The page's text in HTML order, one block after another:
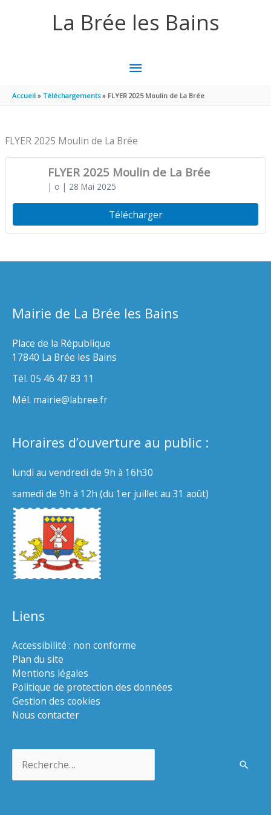
La Brée les Bains
MENU
PRINCIPAL
Accueil Téléchargements FLYER 2025 Moulin de La Brée
FLYER 2025 Moulin de La Brée
FLYER 2025 Moulin de La Brée
| o | 28 Mai 2025
Télécharger
Mairie de La Brée les Bains
Place de la République
17840 La Brée les Bains
Tél. 05 46 47 83 11
Mél. mairie@labree.fr
Horaires d’ouverture au public :
lundi au vendredi de 9h à 16h30
samedi de 9h à 12h (du 1er juillet au 31 août)
Liens
Accessibilité : non conforme
Plan du site
Mentions légales
Politique de protection des données
Gestion des cookies
Nous contacter